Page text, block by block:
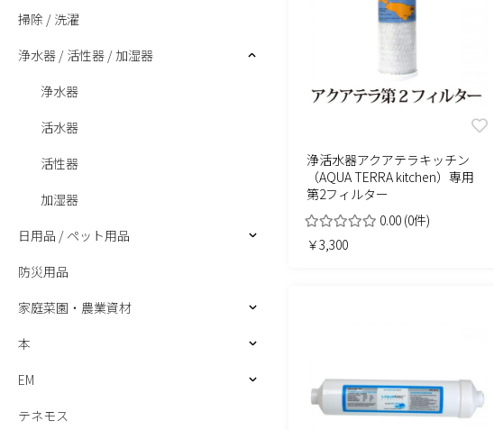
掃除 / 洗濯
浄水器 / 活性器 / 加湿器
浄水器
活水器
活性器
加湿器
日用品 / ペット用品
防災用品
家庭菜園・農業資材
本
EM
テネモス
浄活水器アクアテラキッチン
（AQUA TERRA kitchen）専用
第2フィルター
0.00 (0件)
￥3,300